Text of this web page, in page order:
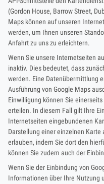
(Gordon House, Barrow Street,
Maps können auf unseren
werden, um Ihnen unseren
Anfahrt zu uns zu erleichtern.
Wenn Sie unsere Internetseiten
inaktiv. Dies bedeutet, dass
werden. Eine Datenübermittlung
Ausführung von Google Maps
Einwilligung können Sie
erteilen. In diesem Fall gilt Ihre
Internetseiten eingebundenen
Darstellung einer einzelnen
erlauben, indem Sie dort den
können Sie zudem auch der
Wenn Sie der Einbindung von
Informationen über Ihre Nutzung